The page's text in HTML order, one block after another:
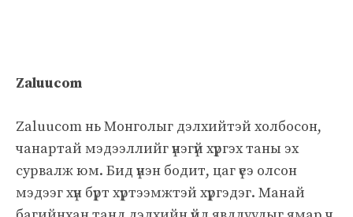
Zaluucom
Zaluucom нь Монголыг дэлхийтэй холбосон,
чанартай мэдээллийг үнэгүй хүргэх таны эх
сурвалж юм. Бид үнэн бодит, цаг үеэ олсон
мэдээг хүн бүрт хүртээмжтэй хүргэдэг. Манай